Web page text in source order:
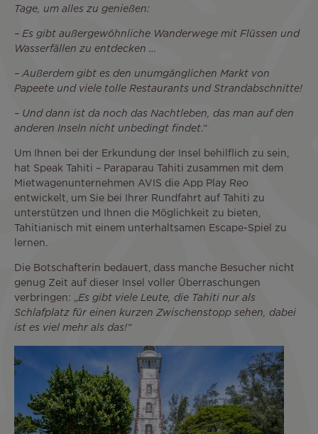
Tage, um alles zu genießen:
– Es gibt außergewöhnliche Wanderwege mit Flüssen und
Wasserfällen zu entdecken …
– Außerdem gibt es den unumgänglichen Markt von
Papeete und viele tolle Restaurants und Strandabschnitte!
– Und dann ist da noch das Nachtleben, das man auf den
anderen Inseln nicht unbedingt findet.“
Um Ihnen bei der Erkundung der Insel behilflich zu sein,
hat Speak Tahiti – Paraparau Tahiti zusammen mit dem
Mietwagenunternehmen AVIS die App Play Reo
entwickelt, um Sie bei Ihrer Rundfahrt auf Tahiti zu
unterstützen und Ihnen die Möglichkeit zu bieten,
Tahitianisch mit einem unterhaltsamen Escape-Spiel zu
lernen.
Die Botschafterin bedauert, dass manche Besucher nicht
genug Zeit auf dieser Insel voller Überraschungen
verbringen: „Es gibt viele Leute, die Tahiti nur als
Schlafplatz für einen kurzen Zwischenstopp sehen, dabei
ist es viel mehr als das!“